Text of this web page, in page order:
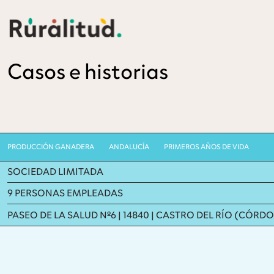
Casos e historias
PRODUCCIÓN GANADERA ANDALUCÍA PRIMEROS AÑOS DE VIDA
SOCIEDAD LIMITADA
9 PERSONAS EMPLEADAS
PASEO DE LA SALUD Nº6 | 14840 | CASTRO DEL RÍO